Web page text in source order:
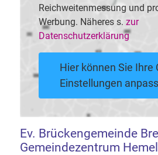
Reichweitenmessung und
Werbung. Näheres s. zur
Datenschutzerklärung
Hier können Sie Ihre
Einstellungen
Ev. Brückengemeinde
Gemeindezentrum